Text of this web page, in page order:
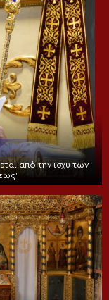
από την ισχύ των